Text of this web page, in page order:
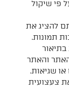
פי שיקול
להציג את
תמונות.
בתיאור
והאתר
שגיאות.
צעצועית